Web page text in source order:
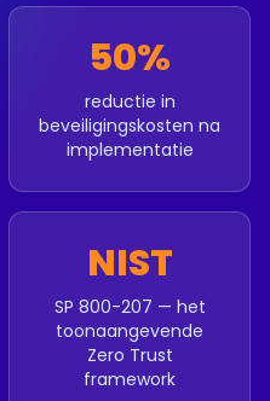
50%
reductie in
beveiligingskosten na
implementatie
NIST
SP 800-207 — het
toonaangevende
Zero Trust
framework